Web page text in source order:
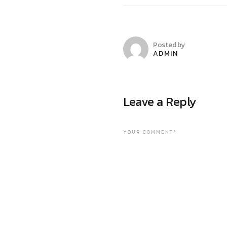
Posted by
ADMIN
Leave a Reply
YOUR COMMENT*